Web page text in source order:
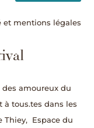
mentions légales
des amoureux du
à tous.tes dans les
Thiey, Espace du